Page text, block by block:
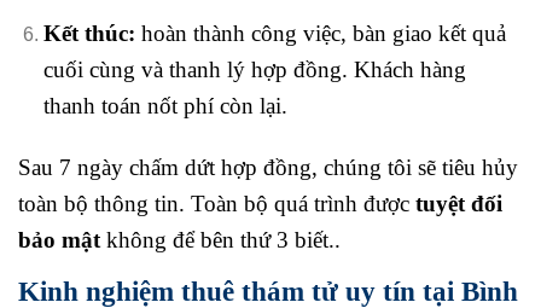
Kết thúc: hoàn thành công việc, bàn giao kết quả
cuối cùng và thanh lý hợp đồng. Khách hàng
thanh toán nốt phí còn lại.
Sau 7 ngày chấm dứt hợp đồng, chúng tôi sẽ tiêu hủy
toàn bộ thông tin. Toàn bộ quá trình được tuyệt đối
bảo mật không để bên thứ 3 biết..
Kinh nghiệm thuê thám tử uy tín tại Bình